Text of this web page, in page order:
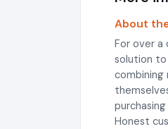
About
For over a
solution
combining
Honest